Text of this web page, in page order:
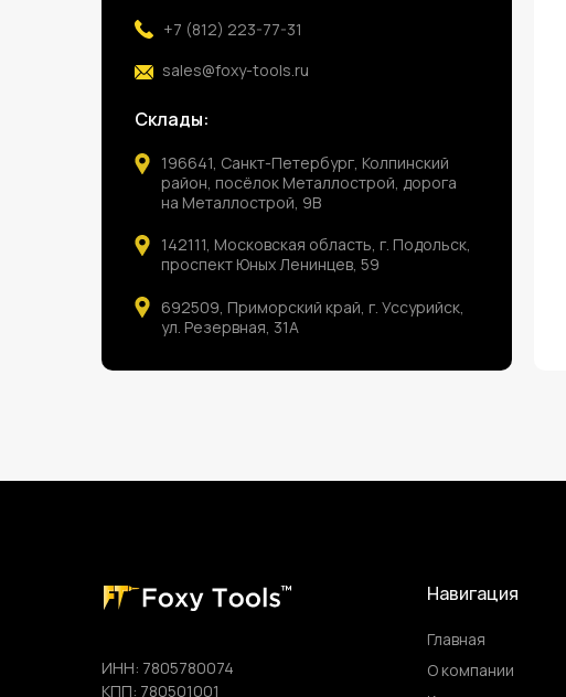
+7 (812) 223-77-31
sales@foxy-tools.ru
142111, Московская область, г. Подольск,
проспект Юных Ленинцев, 59
692509, Приморский край, г. Уссурийск,
ул. Резервная, 31А
Склады:
196641, Санкт-Петербург, Колпинский
район, посёлок Металлострой, дорога
на Металлострой, 9В
О компании
Главная
Навигация
ИНН: 7805780074
КПП: 780501001